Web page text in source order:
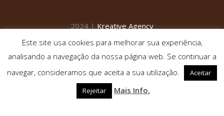
2024 |Kreative Agency
Este site usa cookies para melhorar sua experiência,
analisando a navegação da nossa página web. Se continuar a
navegar, consideramos que aceita a sua utilização.
Aceitar
Rejeitar
Mais Info.